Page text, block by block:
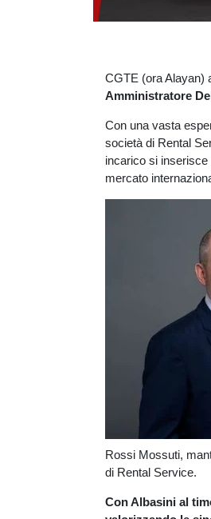
CGTE (ora Alayan)
Amministratore
Con una vasta
società di Rental
incarico si inserisce
mercato
Rossi Mossuti,
di Rental Service.
Con Albasini al